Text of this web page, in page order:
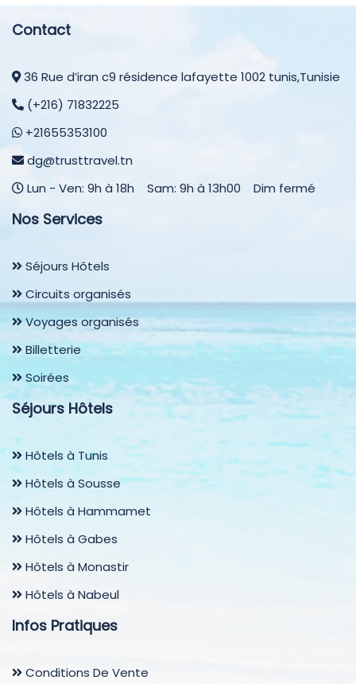
Contact
36 Rue d’iran c9 résidence lafayette 1002 tunis,Tunisie
(+216) 71832225
+21655353100
dg@trusttravel.tn
Lun - Ven: 9h à 18h Sam: 9h à 13h00 Dim fermé
Nos Services
Séjours Hôtels
Circuits organisés
Voyages organisés
Billetterie
Soirées
Séjours Hôtels
Hôtels à Tunis
Hôtels à Sousse
Hôtels à Hammamet
Hôtels à Gabes
Hôtels à Monastir
Hôtels à Nabeul
Infos Pratiques
Conditions De Vente